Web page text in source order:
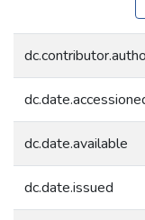
dc.date.available
dc.date.issued